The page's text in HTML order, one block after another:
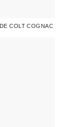
COLT COGNAC